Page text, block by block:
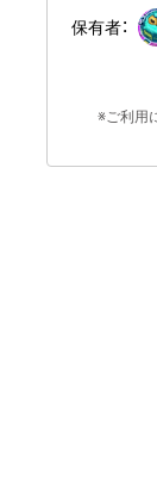
保有者：
※ご利用